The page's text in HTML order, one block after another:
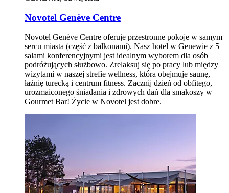
Novotel Genève Centre
Novotel Genève Centre oferuje przestronne pokoje w samym
sercu miasta (część z balkonami). Nasz hotel w Genewie z 5
salami konferencyjnymi jest idealnym wyborem dla osób
podróżujących służbowo. Zrelaksuj się po pracy lub między
wizytami w naszej strefie wellness, która obejmuje saunę,
łaźnię turecką i centrum fitness. Zacznij dzień od obfitego,
urozmaiconego śniadania i zdrowych dań dla smakoszy w
Gourmet Bar! Życie w Novotel jest dobre.